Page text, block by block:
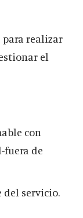
para realizar
el
con
fuera de
servicio.